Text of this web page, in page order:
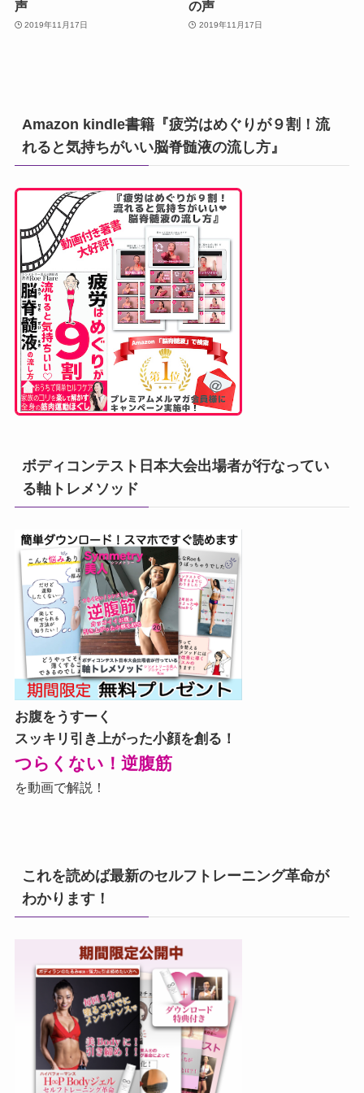
声
2019年11月17日
の声
2019年11月17日
Amazon kindle書籍『疲労はめぐりが９割！流
れると気持ちがいい脳脊髄液の流し方』
ボディコンテスト日本大会出場者が行なってい
る軸トレメソッド
お腹をうすーく
スッキリ引き上がった小顔を創る！
つらくない！逆腹筋
を動画で解説！
これを読めば最新のセルフトレーニング革命が
わかります！